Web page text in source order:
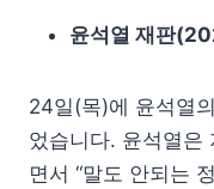
윤석열 재판
24일(목)에 윤석열
었습니다. 윤석열은
면서 “말도 안되는